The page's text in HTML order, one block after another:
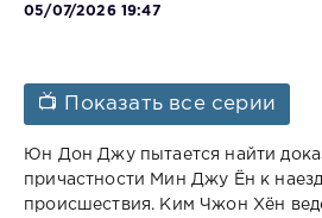
05/07/2026 19:47
📺 Показать все серии
Юн Дон Джу пытается найти
причастности Мин Джу Ён к
происшествия. Ким Чжон Хён